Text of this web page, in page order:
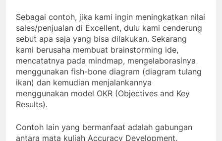
Sebagai contoh, jika kami ingin meningkatkan nilai
sales/penjualan di Excellent, dulu kami cenderung
sebut apa saja yang bisa dilakukan. Sekarang
kami berusaha membuat brainstorming ide,
mencatatnya pada mindmap, mengelaborasinya
menggunakan fish-bone diagram (diagram tulang
ikan) dan kemudian menjalankannya
menggunakan model OKR (Objectives and Key
Results).
Contoh lain yang bermanfaat adalah gabungan
antara mata kuliah Accuracy Development,